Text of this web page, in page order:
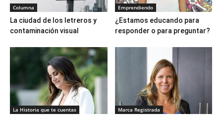
Columna
La ciudad de los letreros y
contaminación visual
Emprendiendo
¿Estamos educando para
responder o para preguntar?
La Historia que te cuentas Marca Registrada